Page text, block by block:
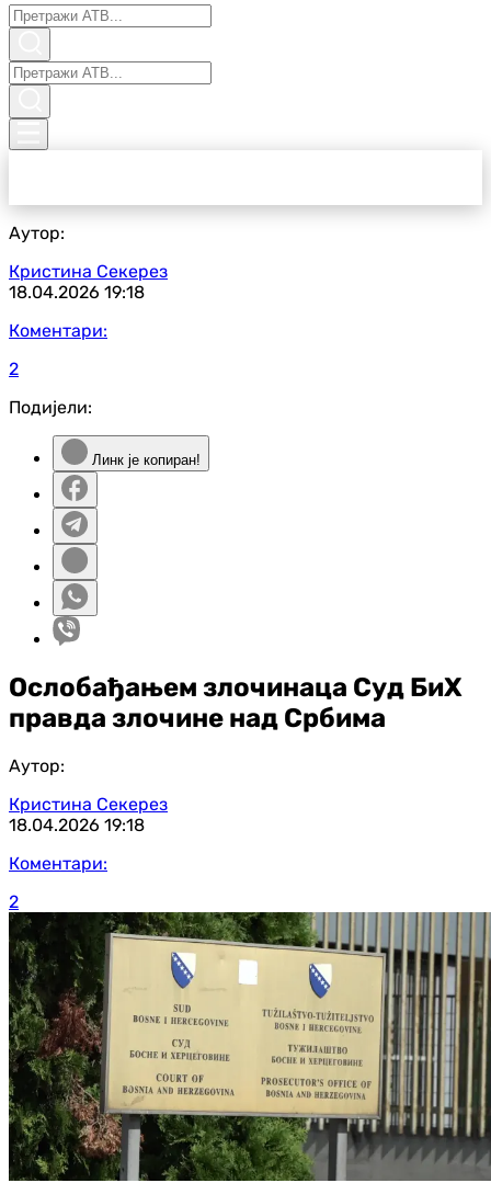
Аутор:
Кристина Секерез
18.04.2026 19:18
Коментари:
2
Подијели:
Линк је копиран!
Ослобађањем злочинаца Суд БиХ
правда злочине над Србима
Аутор:
Кристина Секерез
18.04.2026 19:18
Коментари:
2